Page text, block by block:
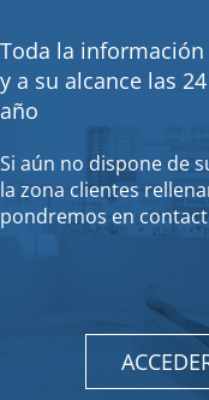
Toda la
y a su alcance las
año
Si aún no dispone de
la zona clientes
pondremos en